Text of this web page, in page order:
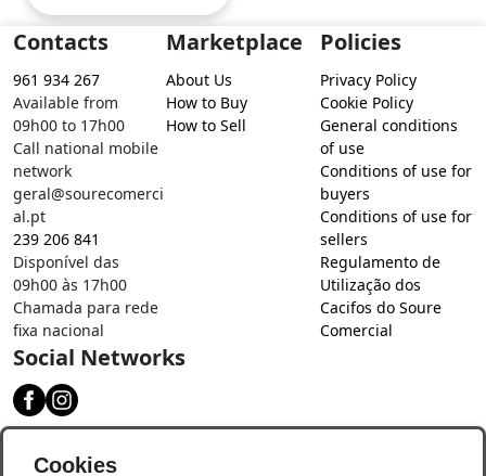
Contacts
961 934 267
Available from
09h00 to 17h00
Call national mobile
network
geral@sourecomerci
al.pt
239 206 841
Disponível das
09h00 às 17h00
Chamada para rede
fixa nacional
Marketplace
About Us
How to Buy
How to Sell
Policies
Privacy Policy
Cookie Policy
General conditions
of use
Conditions of use for
buyers
Conditions of use for
sellers
Regulamento de
Utilização dos
Cacifos do Soure
Comercial
Social Networks
Cookies